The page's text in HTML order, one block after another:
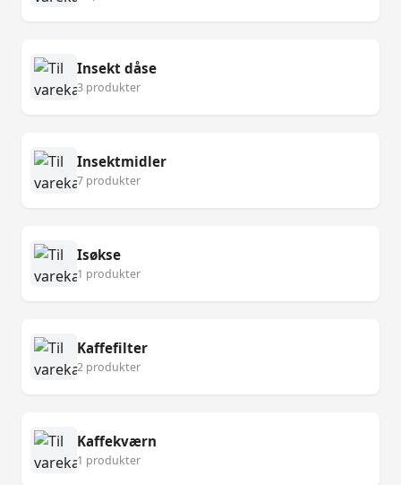
Insekt dåse
3 produkter
Insektmidler
7 produkter
Isøkse
1 produkter
Kaffefilter
2 produkter
Kaffekværn
1 produkter